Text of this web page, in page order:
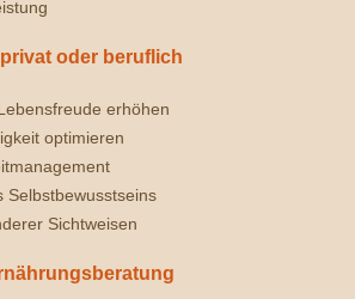
oder beruflich
erhöhen
optimieren
Selbstbewusstseins
Sichtweisen